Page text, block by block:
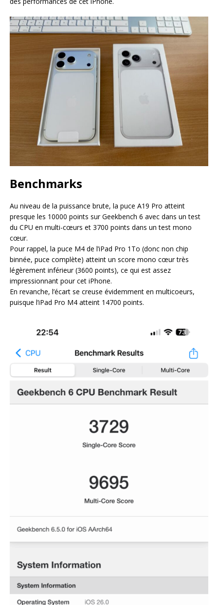
Benchmarks
Au niveau de la puissance brute, la puce A19 Pro atteint
presque les 10000 points sur Geekbench 6 avec dans un test
du CPU en multi-cœurs et 3700 points dans un test mono
cœur.
Pour rappel, la puce M4 de l’iPad Pro 1To (donc non chip
binnée, puce complète) atteint un score mono cœur très
légèrement inférieur (3600 points), ce qui est assez
impressionnant pour cet iPhone.
En revanche, l’écart se creuse évidemment en multicoeurs,
puisque l’iPad Pro M4 atteint 14700 points.